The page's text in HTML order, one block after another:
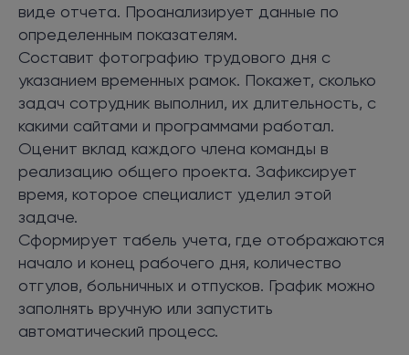
виде отчета. Проанализирует данные по
определенным показателям.
Составит фотографию трудового дня с
указанием временных рамок. Покажет, сколько
задач сотрудник выполнил, их длительность, с
какими сайтами и программами работал.
Оценит вклад каждого члена команды в
реализацию общего проекта. Зафиксирует
время, которое специалист уделил этой
задаче.
Сформирует табель учета, где отображаются
начало и конец рабочего дня, количество
отгулов, больничных и отпусков. График можно
заполнять вручную или запустить
автоматический процесс.